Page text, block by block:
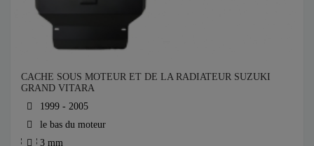
CACHE SOUS MOTEUR ET DE LA RADIATEUR SUZUKI
GRAND VITARA
1999 - 2005
le bas du moteur
3 mm